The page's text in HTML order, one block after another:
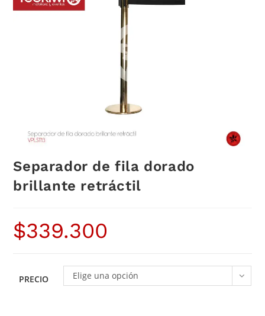
Separador de fila dorado
brillante retráctil
$339.300
PRECIO Elige una opción